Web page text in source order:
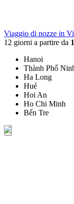
Viaggio di nozze in
12 giorni a partire da
Hanoi
Thành Phố
Ha Long
Hué
Hoi An
Ho Chi Minh
Bến Tre